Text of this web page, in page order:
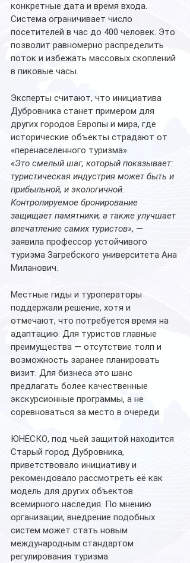
конкретные дата и время входа.
Система ограничивает число
посетителей в час до 400 человек. Это
позволит равномерно распределить
поток и избежать массовых скоплений
в пиковые часы.
Эксперты считают, что инициатива
Дубровника станет примером для
других городов Европы и мира, где
исторические объекты страдают от
«перенаселённого туризма».
«Это смелый шаг, который показывает:
туристическая индустрия может быть и
прибыльной, и экологичной.
Контролируемое бронирование
защищает памятники, а также улучшает
впечатление самих туристов», —
заявила профессор устойчивого
туризма Загребского университета Ана
Миланович.
Местные гиды и туроператоры
поддержали решение, хотя и
отмечают, что потребуется время на
адаптацию. Для туристов главные
преимущества — отсутствие толп и
возможность заранее планировать
визит. Для бизнеса это шанс
предлагать более качественные
экскурсионные программы, а не
соревноваться за место в очереди.
ЮНЕСКО, под чьей защитой находится
Старый город Дубровника,
приветствовало инициативу и
рекомендовало рассмотреть её как
модель для других объектов
всемирного наследия. По мнению
организации, внедрение подобных
систем может стать новым
международным стандартом
регулирования туризма.